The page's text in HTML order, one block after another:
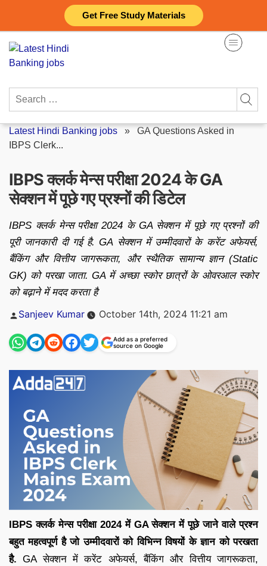
Get Free Study Materials
content
Search
Latest Hindi Banking jobs » GA Questions Asked in
IBPS Clerk...
IBPS क्लर्क मेन्स परीक्षा 2024 के GA
सेक्शन में पूछे गए प्रश्नों की डिटेल
IBPS क्लर्क मेन्स परीक्षा 2024 के GA सेक्शन में पूछे गए प्रश्नों की
पूरी जानकारी दी गई है. GA सेक्शन में उम्मीदवारों के करेंट अफेयर्स,
बैंकिंग और वित्तीय जागरूकता, और स्थैतिक सामान्य ज्ञान (Static
GK) को परखा जाता. GA में अच्छा स्कोर छात्रों के ओवरआल स्कोर
को बढ़ाने में मदद करता है
Posted
Sanjeev Kumar October 14th, 2024 11:21 am
Add as a preferred
source on Google
IBPS क्लर्क मेन्स परीक्षा 2024 में GA सेक्शन में पूछे जाने वाले प्रश्न
बहुत महत्वपूर्ण है जो उम्मीदवारों को विभिन्न विषयों के ज्ञान को परखता
है. GA सेक्शन में करेंट अफेयर्स, बैंकिंग और वित्तीय जागरूकता,